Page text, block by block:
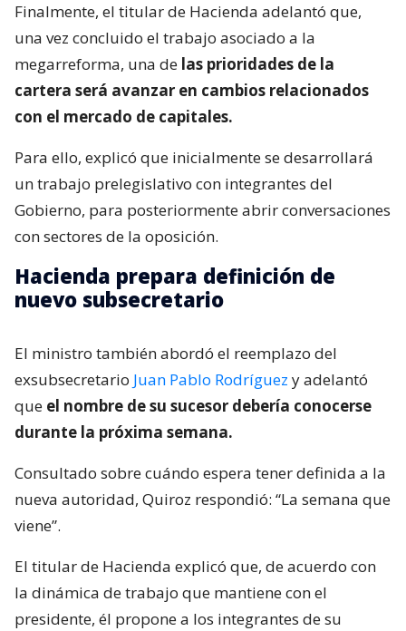
Finalmente, el titular de Hacienda adelantó que,
una vez concluido el trabajo asociado a la
megarreforma, una de las prioridades de la
cartera será avanzar en cambios relacionados
con el mercado de capitales.
Para ello, explicó que inicialmente se desarrollará
un trabajo prelegislativo con integrantes del
Gobierno, para posteriormente abrir conversaciones
con sectores de la oposición.
Hacienda prepara definición de
nuevo subsecretario
El ministro también abordó el reemplazo del
exsubsecretario Juan Pablo Rodríguez y adelantó
que el nombre de su sucesor debería conocerse
durante la próxima semana.
Consultado sobre cuándo espera tener definida a la
nueva autoridad, Quiroz respondió: “La semana que
viene”.
El titular de Hacienda explicó que, de acuerdo con
la dinámica de trabajo que mantiene con el
presidente, él propone a los integrantes de su